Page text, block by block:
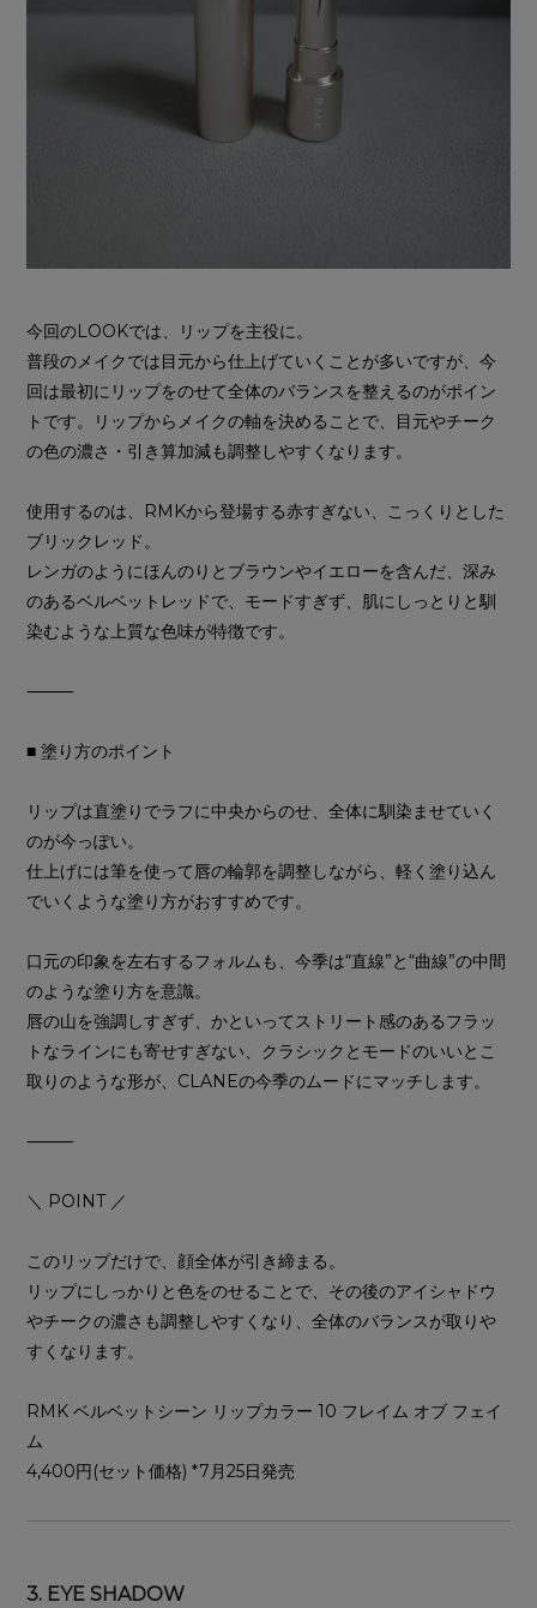
今回のLOOKでは、リップを主役に。
普段のメイクでは目元から仕上げていくことが多いですが、今
回は最初にリップをのせて全体のバランスを整えるのがポイン
トです。リップからメイクの軸を決めることで、目元やチーク
の色の濃さ・引き算加減も調整しやすくなります。
使用するのは、RMKから登場する赤すぎない、こっくりとした
ブリックレッド。
レンガのようにほんのりとブラウンやイエローを含んだ、深み
のあるベルベットレッドで、モードすぎず、肌にしっとりと馴
染むような上質な色味が特徴です。
⸻
■ 塗り方のポイント
リップは直塗りでラフに中央からのせ、全体に馴染ませていく
のが今っぽい。
仕上げには筆を使って唇の輪郭を調整しながら、軽く塗り込ん
でいくような塗り方がおすすめです。
口元の印象を左右するフォルムも、今季は“直線”と“曲線”の中間
のような塗り方を意識。
唇の山を強調しすぎず、かといってストリート感のあるフラッ
トなラインにも寄せすぎない、クラシックとモードのいいとこ
取りのような形が、CLANEの今季のムードにマッチします。
⸻
＼ POINT ／
このリップだけで、顔全体が引き締まる。
リップにしっかりと色をのせることで、その後のアイシャドウ
やチークの濃さも調整しやすくなり、全体のバランスが取りや
すくなります。
RMK ベルベットシーン リップカラー 10 フレイム オブ フェイ
ム
4,400円(セット価格) *7月25日発売
3. EYE SHADOW